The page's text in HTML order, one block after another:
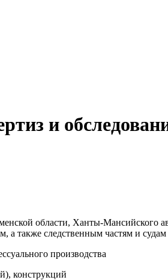
и
области, Ханты-
также следственным частям и
производства
конструкций